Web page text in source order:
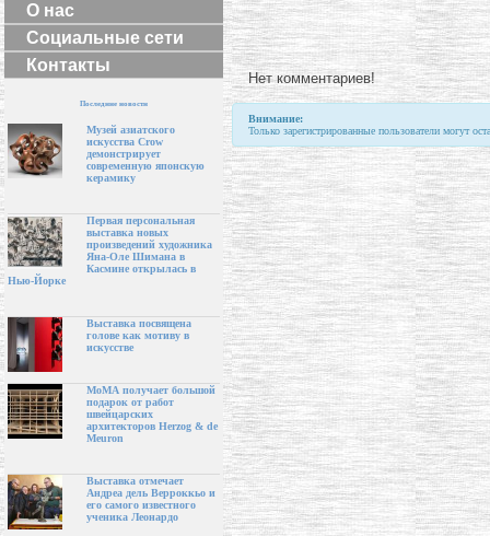
О нас
Социальные сети
Контакты
Последние новости
Музей азиатского
искусства Crow
демонстрирует
современную японскую
керамику
Первая персональная
выставка новых
произведений художника
Яна-Оле Шимана в
Касмине открылась в
Нью-Йорке
Выставка посвящена
голове как мотиву в
искусстве
МоМА получает большой
подарок от работ
швейцарских
архитекторов Herzog & de
Meuron
Выставка отмечает
Андреа дель Верроккьо и
его самого известного
ученика Леонардо
Нет комментариев!
Внимание:
Только зарегистрированные пользователи могут